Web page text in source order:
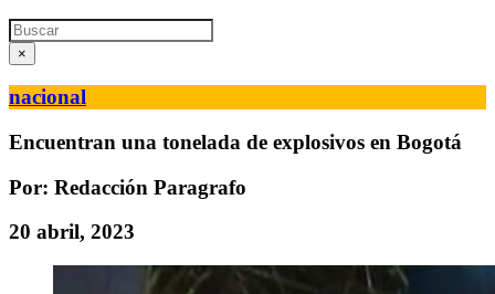
Search
×
nacional
Encuentran una tonelada de explosivos en Bogotá
Por: Redacción Paragrafo
20 abril, 2023